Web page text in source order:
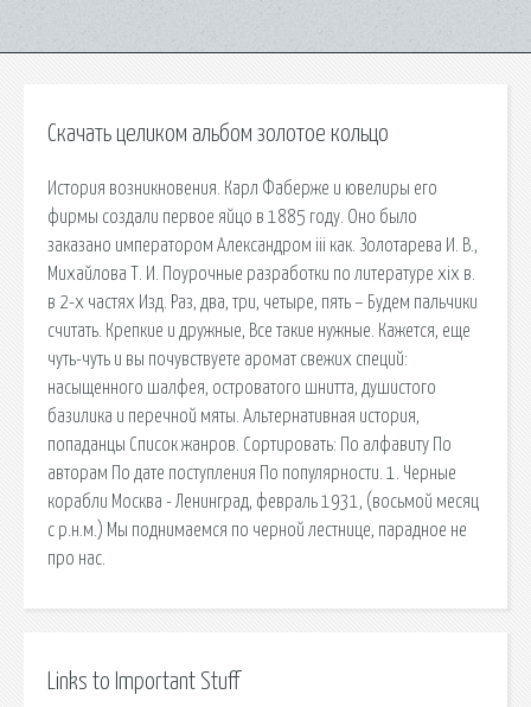
Скачать целиком альбом золотое кольцо
История возникновения. Карл Фаберже и ювелиры его
фирмы создали первое яйцо в 1885 году. Оно было
заказано императором Александром iii как. Золотарева И. В.,
Михайлова Т. И. Поурочные разработки по литературе xix в.
в 2-х частях Изд. Раз, два, три, четыре, пять – Будем пальчики
считать. Крепкие и дружные, Все такие нужные. Кажется, еще
чуть-чуть и вы почувствуете аромат свежих специй:
насыщенного шалфея, островатого шнитта, душистого
базилика и перечной мяты. Альтернативная история,
попаданцы Список жанров. Сортировать: По алфавиту По
авторам По дате поступления По популярности. 1. Черные
корабли Москва - Ленинград, февраль 1931, (восьмой месяц
с р.н.м.) Мы поднимаемся по черной лестнице, парадное не
про нас.
Links to Important Stuff